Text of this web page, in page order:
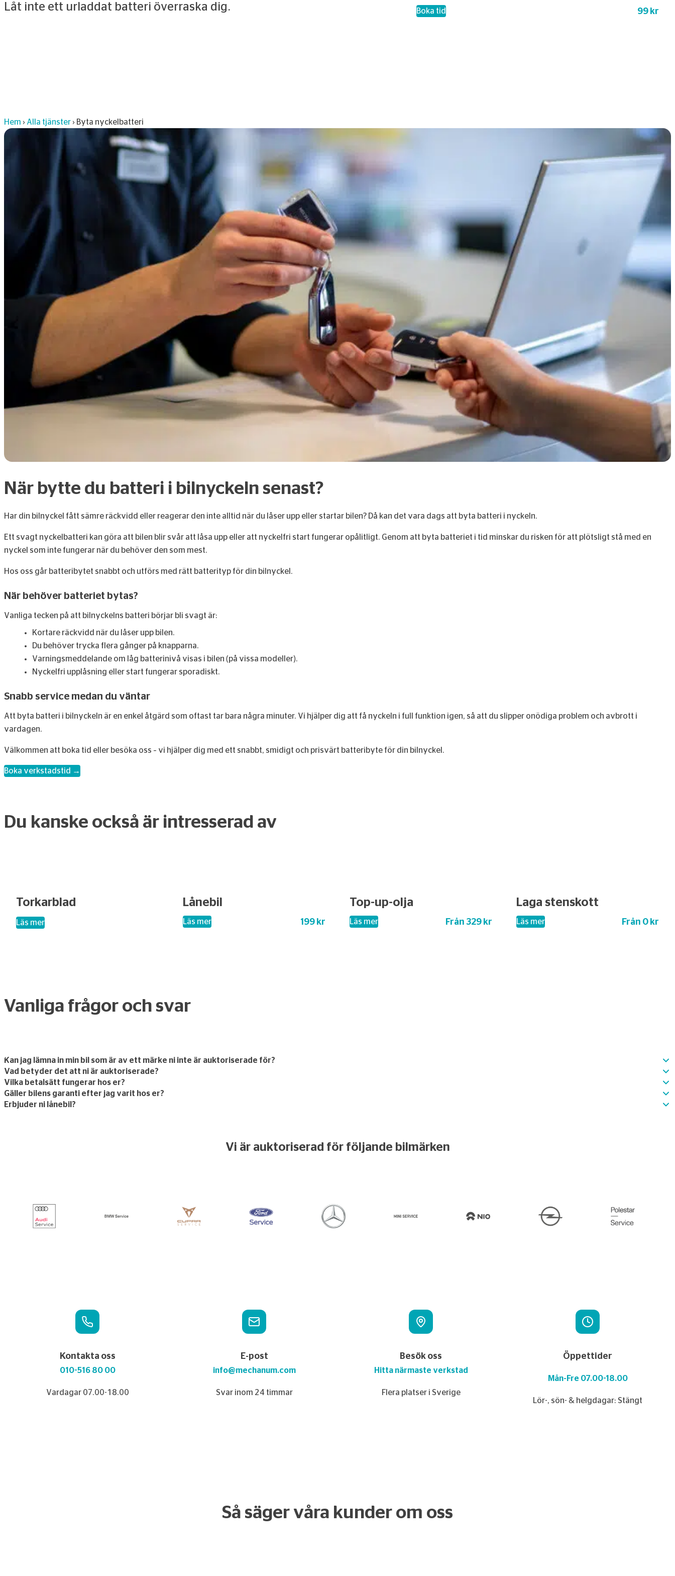
Låt inte ett urladdat batteri överraska dig. Boka tid– Byta nyckelbatteri 99 kr
Hem › Alla tjänster› Byta nyckelbatteri
När bytte du batteri i bilnyckeln senast?
Har din bilnyckel fått sämre räckvidd eller reagerar den inte alltid när du låser upp eller startar bilen? Då kan det vara dags att byta batteri i nyckeln.
Ett svagt nyckelbatteri kan göra att bilen blir svår att låsa upp eller att nyckelfri start fungerar opålitligt. Genom att byta batteriet i tid minskar du risken för att plötsligt stå med en
nyckel som inte fungerar när du behöver den som mest.
Hos oss går batteribytet snabbt och utförs med rätt batterityp för din bilnyckel.
När behöver batteriet bytas?
Vanliga tecken på att bilnyckelns batteri börjar bli svagt är:
Kortare räckvidd när du låser upp bilen.
Du behöver trycka flera gånger på knapparna.
Varningsmeddelande om låg batterinivå visas i bilen (på vissa modeller).
Nyckelfri upplåsning eller start fungerar sporadiskt.
Snabb service medan du väntar
Att byta batteri i bilnyckeln är en enkel åtgärd som oftast tar bara några minuter. Vi hjälper dig att få nyckeln i full funktion igen, så att du slipper onödiga problem och avbrott i
vardagen.
Välkommen att boka tid eller besöka oss – vi hjälper dig med ett snabbt, smidigt och prisvärt batteribyte för din bilnyckel.
Boka verkstadstid →
Du kanske också är intresserad av
Torkarblad
Läs mer– Torkarblad
Lånebil
Läs mer– Lånebil 199 kr
Top-up-olja
Läs mer– Top-up-olja Från 329 kr
Laga stenskott
Läs mer– Laga stenskott Från 0 kr
Vanliga frågor och svar
Kan jag lämna in min bil som är av ett märke ni inte är auktoriserade för?
Vad betyder det att ni är auktoriserade?
Vilka betalsätt fungerar hos er?
Gäller bilens garanti efter jag varit hos er?
Erbjuder ni lånebil?
Vi är auktoriserad för följande bilmärken
Kontakta oss
010-516 80 00
Vardagar 07.00-18.00
E-post
info@mechanum.com
Svar inom 24 timmar
Besök oss
Hitta närmaste verkstad
Flera platser i Sverige
Öppettider
Mån-Fre 07.00-18.00
Lör-, sön- & helgdagar: Stängt
Så säger våra kunder om oss